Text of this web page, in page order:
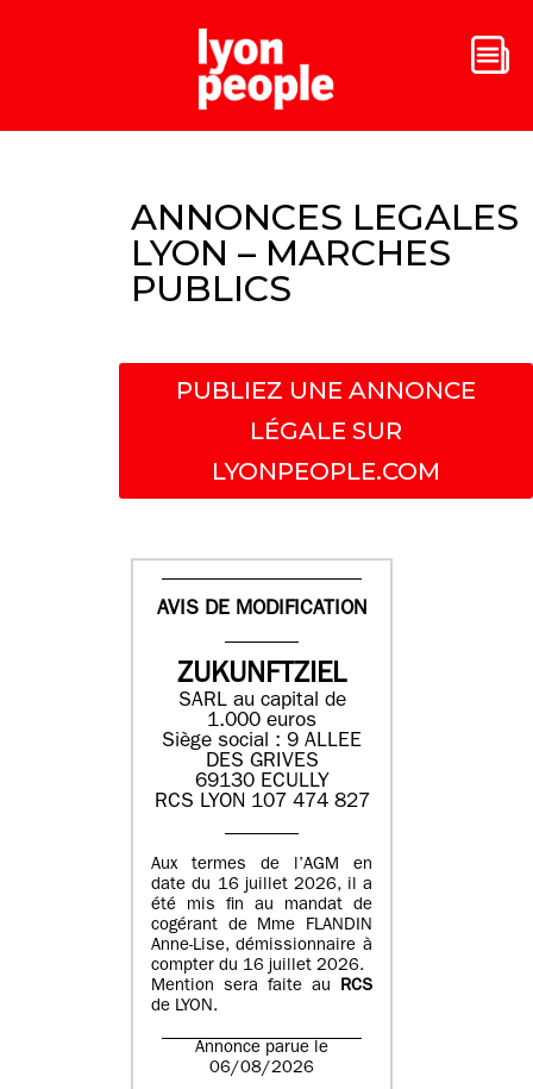
ANNONCES LEGALES
LYON – MARCHES
PUBLICS
PUBLIEZ UNE ANNONCE
LÉGALE SUR
LYONPEOPLE.COM
AVIS DE MODIFICATION
ZUKUNFTZIEL
SARL au capital de
1.000 euros
Siège social : 9 ALLEE
DES GRIVES
69130 ECULLY
RCS LYON 107 474 827
Aux termes de l’AGM en
date du 16 juillet 2026, il a
été mis fin au mandat de
cogérant de Mme FLANDIN
Anne-Lise, démissionnaire à
compter du 16 juillet 2026.
Mention sera faite au RCS
de LYON.
Annonce parue le
06/08/2026